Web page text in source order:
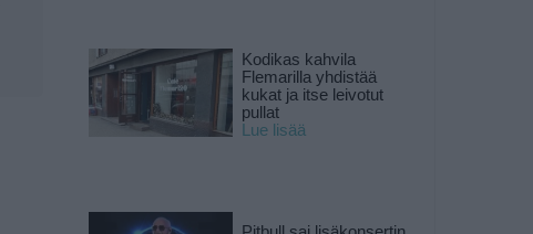
Kodikas kahvila
Flemarilla yhdistää
kukat ja itse leivotut
pullat
Lue lisää